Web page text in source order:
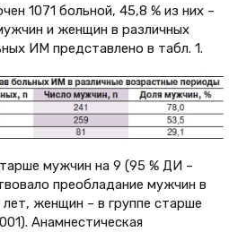
1071 больной, 45,8 % из них –
и женщин в различных
ИМ представлено в табл. 1.
мужчин на 9 (95 % ДИ –
преобладание мужчин в
женщин – в группе старше
Анамнестическая